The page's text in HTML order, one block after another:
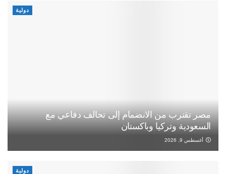
دولية
مصر تقترب من الانضمام إلى تحالف دفاعي مع
السعودية وتركيا وباكستان
أغسطس 9, 2026
دولية